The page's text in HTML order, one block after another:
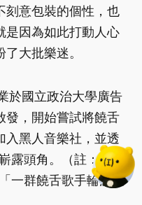
刻意包裝的個性，也
是因為如此打動人心
大批樂迷。
於國立政治大學廣告
發，開始嘗試將饒舌
入黑人音樂社，並透
露頭角。（註：
一群饒舌歌手輪流接